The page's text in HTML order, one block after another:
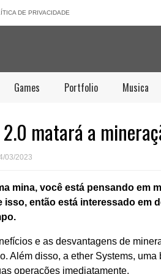
DE PRIVACIDADE
Games Portfolio Musica
matará a
03/2023
mina, você está pensando em
isso, então está interessado em
e as desvantagens de
Além disso, a ether Systems,
operações imediatamente.